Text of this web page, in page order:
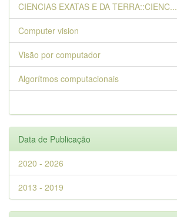
CIENCIAS EXATAS E DA TERRA::CIENC...
Computer vision
Visão por computador
Algorítmos computacionais
Data de Publicação
2020 - 2026
2013 - 2019